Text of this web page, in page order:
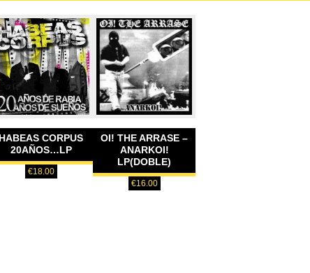
HABEAS CORPUS
20AÑOS…LP
€18.00
OI! THE ARRASE –
ANARKOI!
LP(DOBLE)
€16.00